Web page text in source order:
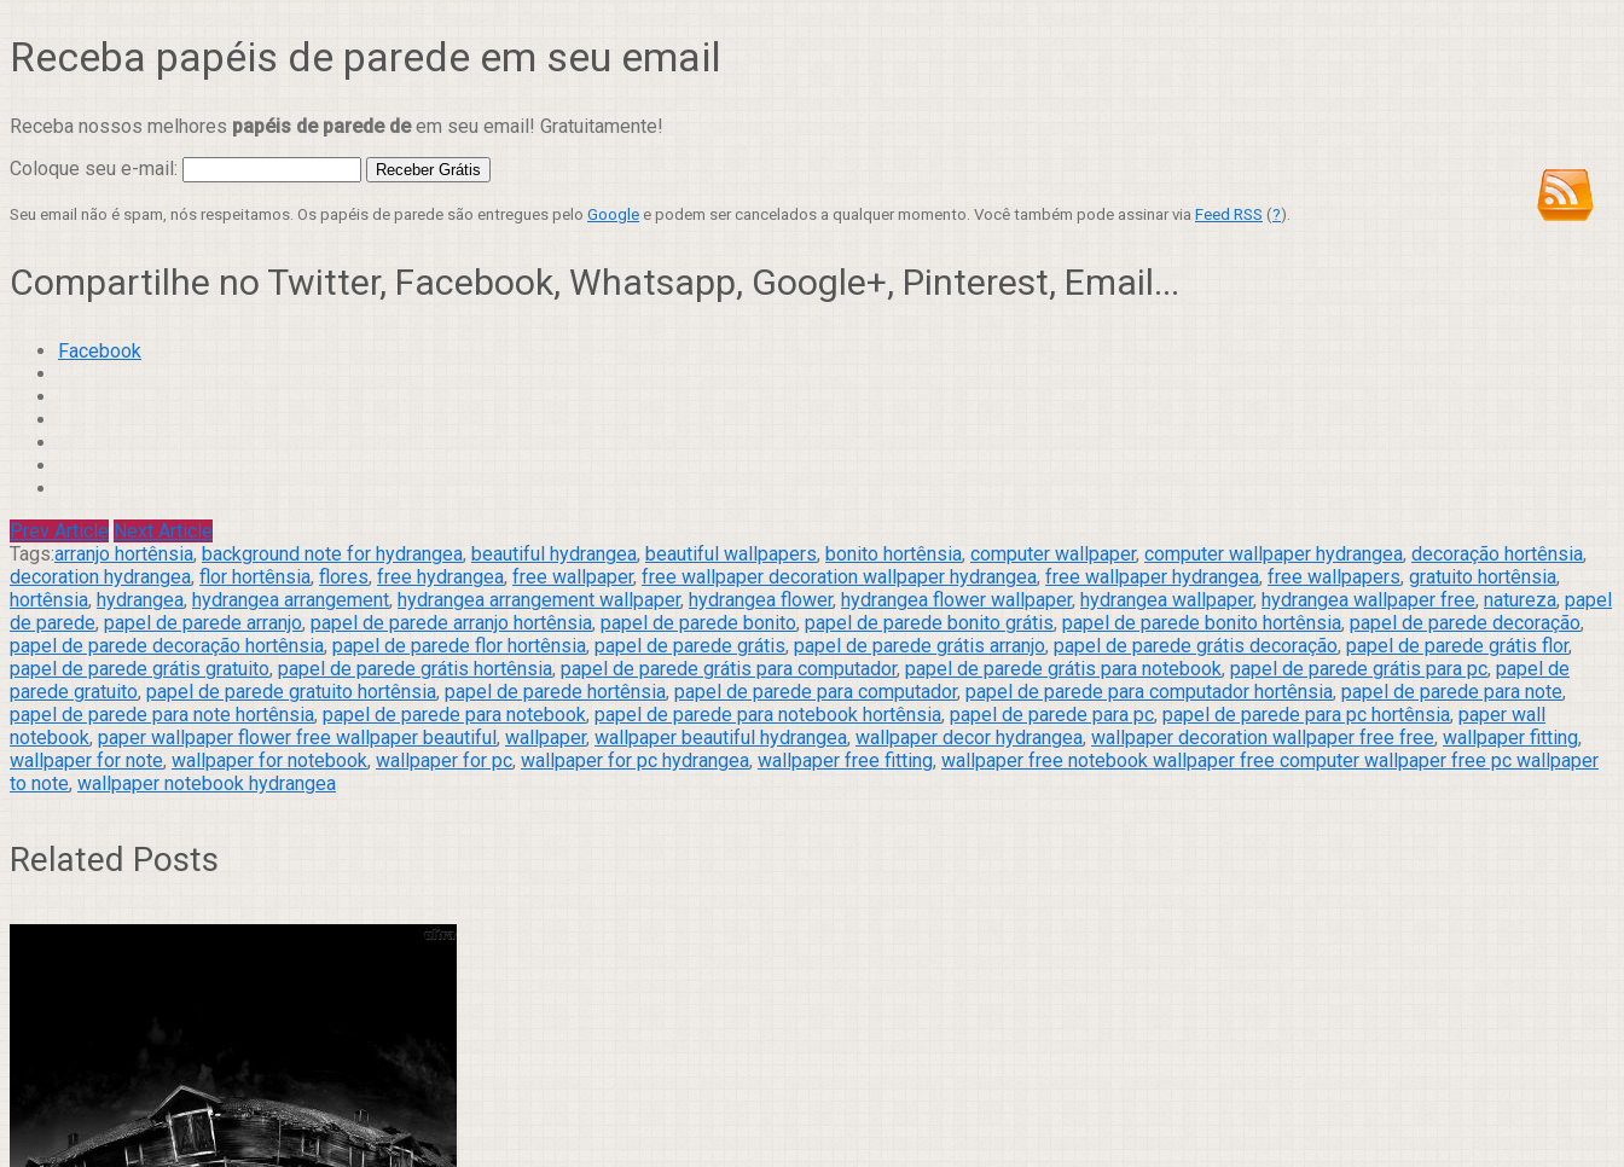
Receba papéis de parede em seu email
Receba nossos melhores papéis de parede deem seu email! Gratuitamente!
Coloque seu e-mail:
Seu email não é spam, nós respeitamos. Os papéis de parede são entregues pelo Google e podem ser cancelados a qualquer momento. Você também pode assinar via Feed RSS (?).
Compartilhe no Twitter, Facebook, Whatsapp, Google+, Pinterest, Email...
Facebook
Prev Article Next Article
Tags:arranjo hortênsia, background note for hydrangea, beautiful hydrangea, beautiful wallpapers, bonito hortênsia, computer wallpaper, computer wallpaper hydrangea, decoração hortênsia,
decoration hydrangea, flor hortênsia, flores, free hydrangea, free wallpaper, free wallpaper decoration wallpaper hydrangea, free wallpaper hydrangea, free wallpapers, gratuito hortênsia,
hortênsia, hydrangea, hydrangea arrangement, hydrangea arrangement wallpaper, hydrangea flower, hydrangea flower wallpaper, hydrangea wallpaper, hydrangea wallpaper free, natureza, papel
de parede, papel de parede arranjo, papel de parede arranjo hortênsia, papel de parede bonito, papel de parede bonito grátis, papel de parede bonito hortênsia, papel de parede decoração,
papel de parede decoração hortênsia, papel de parede flor hortênsia, papel de parede grátis, papel de parede grátis arranjo, papel de parede grátis decoração, papel de parede grátis flor,
papel de parede grátis gratuito, papel de parede grátis hortênsia, papel de parede grátis para computador, papel de parede grátis para notebook, papel de parede grátis para pc, papel de
parede gratuito, papel de parede gratuito hortênsia, papel de parede hortênsia, papel de parede para computador, papel de parede para computador hortênsia, papel de parede para note,
papel de parede para note hortênsia, papel de parede para notebook, papel de parede para notebook hortênsia, papel de parede para pc, papel de parede para pc hortênsia, paper wall
notebook, paper wallpaper flower free wallpaper beautiful, wallpaper, wallpaper beautiful hydrangea, wallpaper decor hydrangea, wallpaper decoration wallpaper free free, wallpaper fitting,
wallpaper for note, wallpaper for notebook, wallpaper for pc, wallpaper for pc hydrangea, wallpaper free fitting, wallpaper free notebook wallpaper free computer wallpaper free pc wallpaper
to note, wallpaper notebook hydrangea
Related Posts